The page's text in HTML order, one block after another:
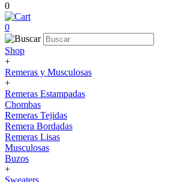
0
0
Shop
+
Remeras y Musculosas
+
Remeras Estampadas
Chombas
Remeras Tejidas
Remera Bordadas
Remeras Lisas
Musculosas
Buzos
+
Sweaters